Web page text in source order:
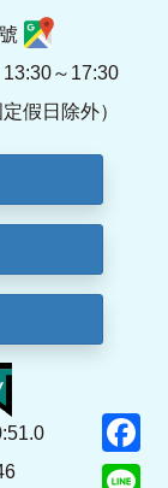
～17:30
假日除外）